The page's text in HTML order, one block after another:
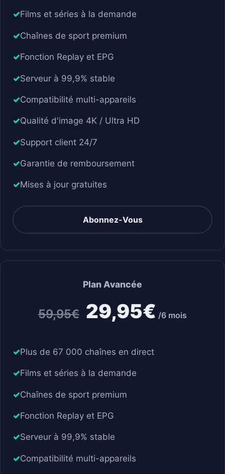
Films et séries à la demande
Chaînes de sport premium
Fonction Replay et EPG
Serveur à 99,9% stable
Compatibilité multi-appareils
Qualité d'image 4K / Ultra HD
Support client 24/7
Garantie de remboursement
Mises à jour gratuites
Abonnez-Vous
Plan Avancée
59,95€ 29,95€ /6 mois
Plus de 67 000 chaînes en direct
Films et séries à la demande
Chaînes de sport premium
Fonction Replay et EPG
Serveur à 99,9% stable
Compatibilité multi-appareils